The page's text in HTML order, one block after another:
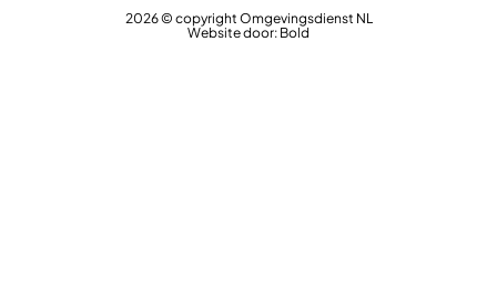
2026 © copyright Omgevingsdienst NL
Website door: Bold